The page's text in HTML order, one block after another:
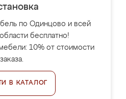
по Одинцово и всей
бесплатно!
10% от стоимости
заказа.
В КАТАЛОГ